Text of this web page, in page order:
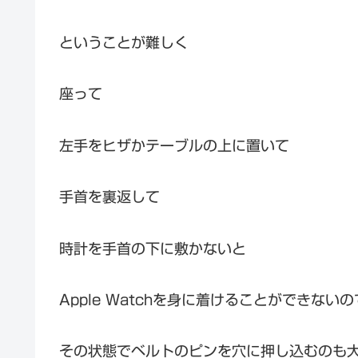
ということが難しく
座って
左手をヒザかテーブルの上に置いて
手首を裏返して
時計を手首の下に敷かないと
Apple Watchを身に着けることができないの
その状態でベルトのピンを穴に押し込むのも